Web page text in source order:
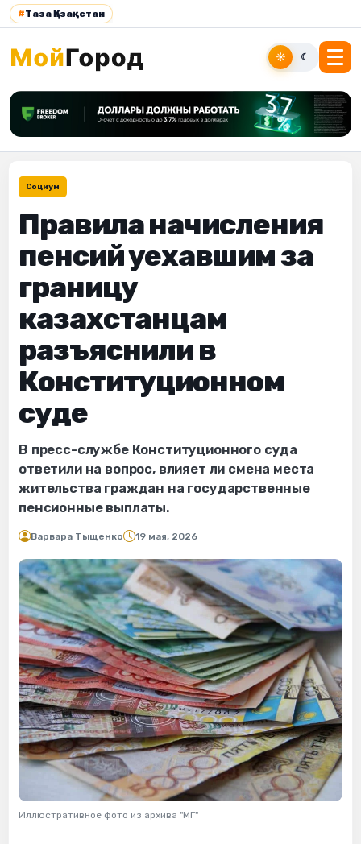
#Таза Қазақстан
☀ ☾
Социум
Правила начисления
пенсий уехавшим за
границу
казахстанцам
разъяснили в
Конституционном
суде
В пресс-службе Конституционного суда
ответили на вопрос, влияет ли смена места
жительства граждан на государственные
пенсионные выплаты.
Варвара Тыщенко 19 мая, 2026
Иллюстративное фото из архива "МГ"